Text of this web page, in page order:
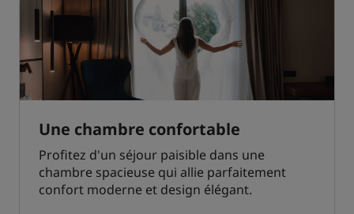
Une chambre confortable
Profitez d'un séjour paisible dans une
chambre spacieuse qui allie parfaitement
confort moderne et design élégant.